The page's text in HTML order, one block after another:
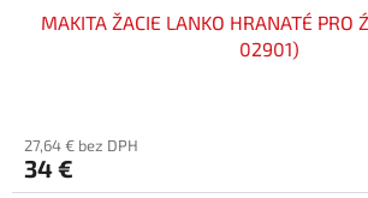
MAKITA ŽACIE LANKO HRANATÉ PRO
02901)
27,64 € bez DPH
34 €